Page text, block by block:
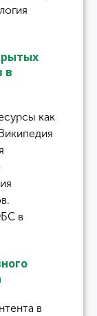
в
как
в
в